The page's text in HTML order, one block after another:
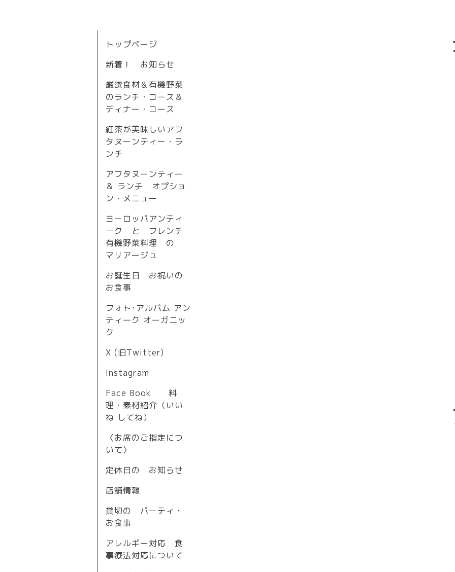
トップページ
新着！ お知らせ
厳選食材＆有機野菜
のランチ・コース＆
ディナー・コース
紅茶が美味しいアフ
タヌーンティー・ラ
ンチ
アフタヌーンティー
＆ ランチ オプショ
ン・メニュー
ヨーロッパアンティ
ーク と フレンチ
有機野菜料理 の
マリアージュ
お誕生日 お祝いの
お食事
フォト･アルバム アン
ティーク オーガニッ
ク
X (旧Twitter)
Instagram
Face Book 料
理・素材紹介（いい
ね してね）
〈お席のご指定につ
いて〉
定休日の お知らせ
店舗情報
貸切の パーティ・
お食事
アレルギー対応 食
事療法対応について